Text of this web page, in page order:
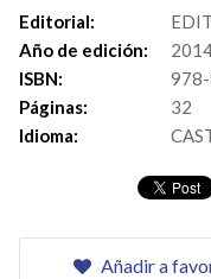
Editorial:
Año de edición:
ISBN:
Páginas:
32
Idioma:
Añadir a